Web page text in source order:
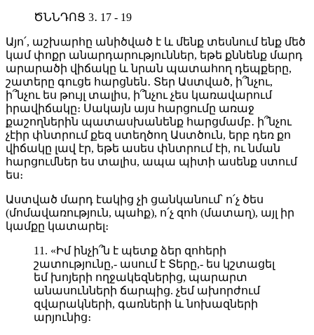
ԾՆՆԴՈՑ 3․ 17 - 19
Այո՛, աշխարհը անիծված է և մենք տեսնում ենք մեծ
կամ փոքր անարդարություններ, եթե քննենք մարդ
արարածի վիճակը և նրան պատահող դեպքերը,
շատերը գուցե հարցնեն․ Տեր Աստված, ի՞նչու,
ի՞նչու ես թույլ տալիս, ի՞նչու չես կառավարում
իրավիճակը։ Սակայն այս հարցումը առաջ
քաշողներին պատասխանենք հարցմամբ․ ի՞նչու
չէիր փնտրում քեզ ստեղծող Աստծուն, երբ դեռ քո
վիճակը լավ էր, եթե ասես փնտրում էի, ու նման
հարցումներ ես տալիս, ապա պիտի ասենք ստում
ես։
Աստված մարդ էակից չի ցանկանում՝ ո՛չ ծես
(մոմավառություն, պահք), ո՛չ զոհ (մատաղ), այլ իր
կամքը կատարել։
11. «Իմ ինչի՞ն է պետք ձեր զոհերի
շատությունը,- ասում է Տերը,- ես կշտացել
եմ խոյերի ողջակեզներից, պարարտ
անասունների ճարպից. չեմ ախորժում
զվարակների, գառների և նոխազների
արյունից։